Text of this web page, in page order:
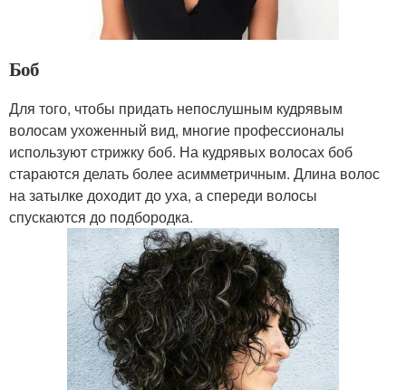
Боб
Для того, чтобы придать непослушным кудрявым
волосам ухоженный вид, многие профессионалы
используют стрижку боб. На кудрявых волосах боб
стараются делать более асимметричным. Длина волос
на затылке доходит до уха, а спереди волосы
спускаются до подбородка.